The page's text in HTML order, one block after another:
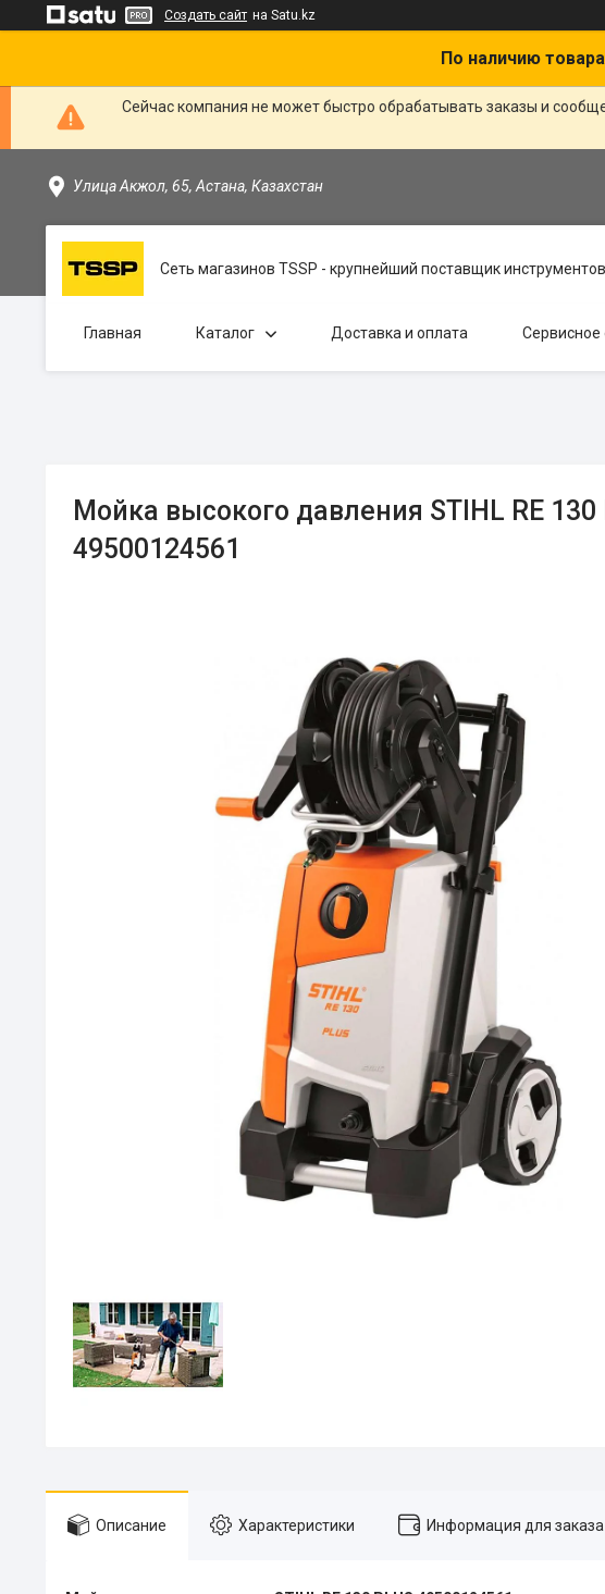
Создать сайт на Satu.kz
По наличию
Сейчас компания не может быстро обрабатывать заказы и
Улица Акжол, 65, Астана, Казахстан
Сеть магазинов TSSP - крупнейший поставщик
Главная Каталог Доставка и оплата Сервисное
Мойка высокого давления STIHL RE 130
49500124561
Описание Характеристики Информация для заказа